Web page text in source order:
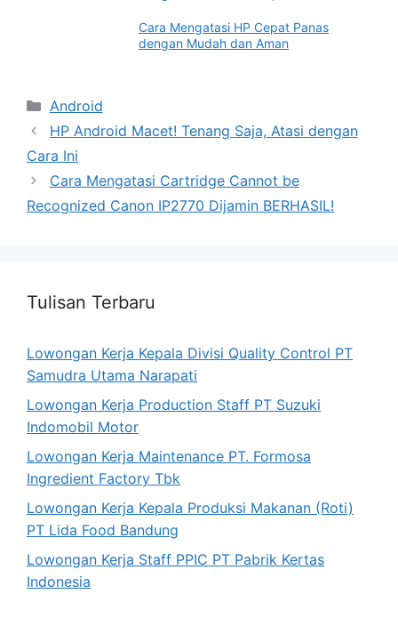
Cara Mengatasi HP Cepat Panas
dengan Mudah dan Aman
Categories
Android
HP Android Macet! Tenang Saja, Atasi dengan
Cara Ini
Cara Mengatasi Cartridge Cannot be
Recognized Canon IP2770 Dijamin BERHASIL!
Tulisan Terbaru
Lowongan Kerja Kepala Divisi Quality Control PT
Samudra Utama Narapati
Lowongan Kerja Production Staff PT Suzuki
Indomobil Motor
Lowongan Kerja Maintenance PT. Formosa
Ingredient Factory Tbk
Lowongan Kerja Kepala Produksi Makanan (Roti)
PT Lida Food Bandung
Lowongan Kerja Staff PPIC PT Pabrik Kertas
Indonesia